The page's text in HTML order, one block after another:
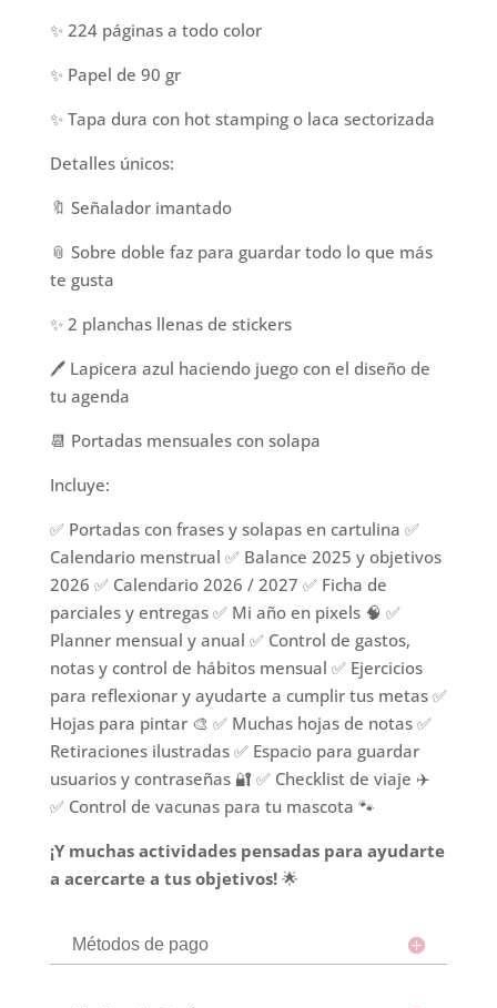
✨ 224 páginas a todo color
✨ Papel de 90 gr
✨ Tapa dura con hot stamping o laca sectorizada
Detalles únicos:
🔖 Señalador imantado
📎 Sobre doble faz para guardar todo lo que más
te gusta
✨ 2 planchas llenas de stickers
🖊️ Lapicera azul haciendo juego con el diseño de
tu agenda
📆 Portadas mensuales con solapa
Incluye:
✅ Portadas con frases y solapas en cartulina ✅
Calendario menstrual ✅ Balance 2025 y objetivos
2026 ✅ Calendario 2026 / 2027 ✅ Ficha de
parciales y entregas ✅ Mi año en pixels 🧠 ✅
Planner mensual y anual ✅ Control de gastos,
notas y control de hábitos mensual ✅ Ejercicios
para reflexionar y ayudarte a cumplir tus metas ✅
Hojas para pintar 🎨 ✅ Muchas hojas de notas ✅
Retiraciones ilustradas ✅ Espacio para guardar
usuarios y contraseñas 🔐 ✅ Checklist de viaje ✈️
✅ Control de vacunas para tu mascota 🐾
¡Y muchas actividades pensadas para ayudarte
a acercarte a tus objetivos!🌟
Métodos de pago